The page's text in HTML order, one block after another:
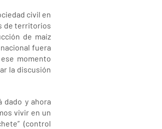
civil en
de territorios
de maíz
fuera
momento
la discusión
dado y ahora
vivir en un
(control